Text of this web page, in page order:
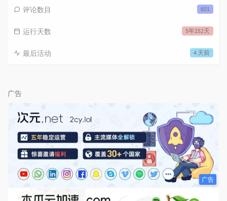
601
评论数目
5年252天
运行天数
4 天前
最后活动
广告
广告